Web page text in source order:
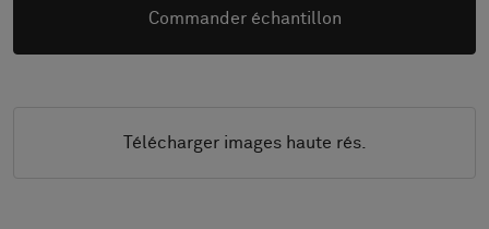
Commander échantillon
Télécharger images haute rés.